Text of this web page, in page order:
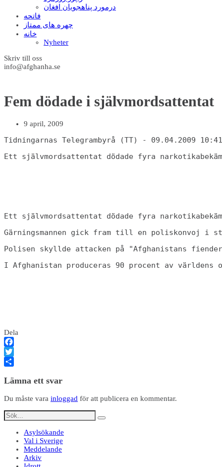
درمورد پناهجويان افغان
فاتحه
چهره های ممتاز
خانه
Nyheter
Skriv till oss
info@afghanha.se
Fem dödade i självmordsattentat
9 april, 2009
Tidningarnas Telegrambyrå (TT) - 09.04.2009 10:41
Ett självmordsattentat dödade fyra
Ett självmordsattentat dödade fyra
Gärningsmannen gick fram till en poliskonvoj i
Polisen skyllde attacken på "Afghanistans
I Afghanistan produceras 90 procent av världens
Dela
Facebook
Twitter
Lämna ett svar
Du måste vara inloggad för att publicera en kommentar.
Asylsökande
Val i Sverige
Meddelande
Arkiv